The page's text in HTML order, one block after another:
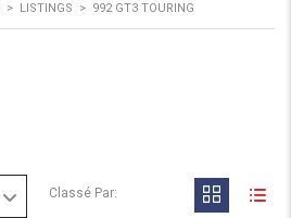
> LISTINGS > 992 GT3 TOURING
Classé Par: